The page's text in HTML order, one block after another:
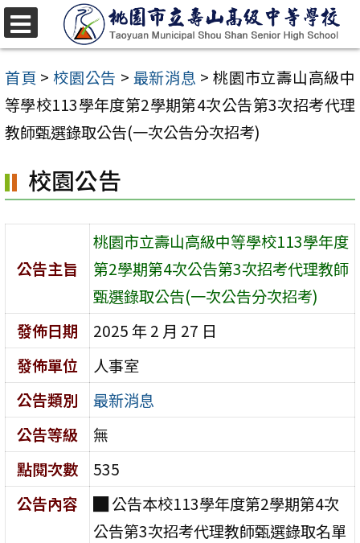
跳
至
主
要
內
區
首頁 > 校園公告 > 最新消息 > 桃園市立壽山高級中
等學校113學年度第2學期第4次公告第3次招考代理
教師甄選錄取公告(一次公告分次招考)
校園公告
公告主旨
桃園市立壽山高級中等學校113學年度
第2學期第4次公告第3次招考代理教師
甄選錄取公告(一次公告分次招考)
發佈日期
2025 年 2 月 27 日
發佈單位
人事室
公告類別
最新消息
公告等級
無
點閱次數
535
公告內容
█ 公告本校113學年度第2學期第4次
公告第3次招考代理教師甄選錄取名單
選
單